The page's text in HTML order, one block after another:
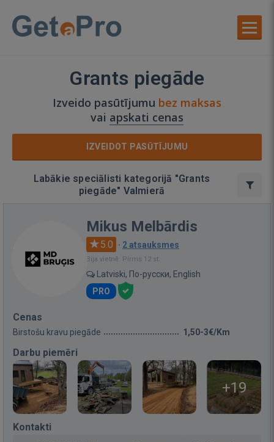
Grants piegāde
Izveido pasūtījumu bez maksas
vai apskati cenas
IZVEIDOT PASŪTĪJUMU
Labākie speciālisti kategorijā "Grants
piegāde" Valmierā
Mikus Melbārdis
5.0 · 2 atsauksmes
Bija vietnē: Pirms 12 st.
Latviski, По-русски, English
PRO
Cenas
Birstošu kravu piegāde 1,50-3€/Km
Darbu piemēri
+19
Kontakti